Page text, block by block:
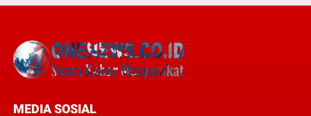
MEDIA SOSIAL